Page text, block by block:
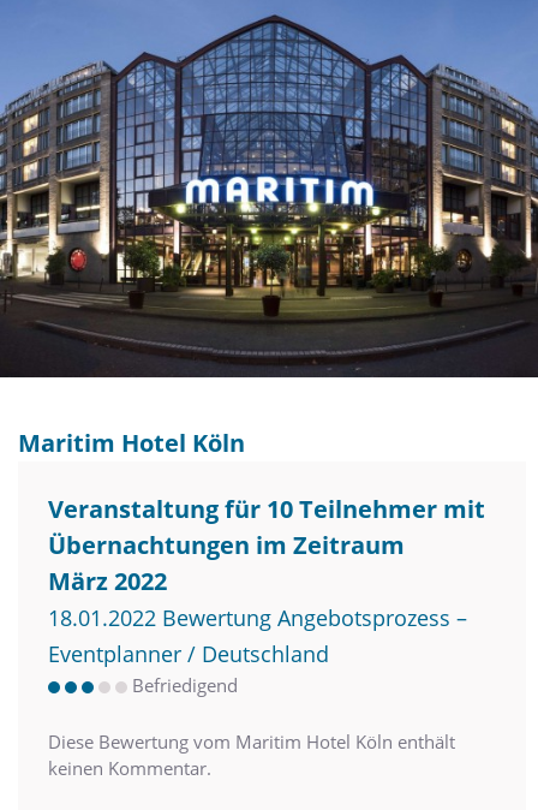
Maritim Hotel Köln
Veranstaltung für 10 Teilnehmer mit
Übernachtungen im Zeitraum
März 2022
18.01.2022 Bewertung Angebotsprozess –
Eventplanner / Deutschland
Befriedigend
Diese Bewertung vom Maritim Hotel Köln enthält
keinen Kommentar.